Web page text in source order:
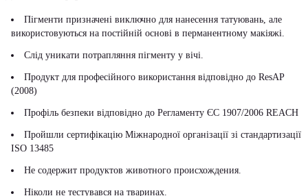
Пігменти призначені виключно для нанесення татуювань, але
використовуються на постійній основі в перманентному макіяжі.
Слід уникати потрапляння пігменту у вічі.
Продукт для професійного використання відповідно до ResAP
(2008)
Профіль безпеки відповідно до Регламенту ЄС 1907/2006 REACH
Пройшли сертифікацію Міжнародної організації зі стандартизації
ISO 13485
Не содержит продуктов животного происхождения.
Ніколи не тестувався на тваринах.